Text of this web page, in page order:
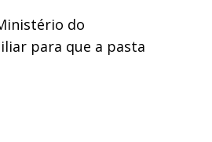
do
para que a pasta